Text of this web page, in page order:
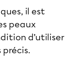
il est
peaux
d’utiliser